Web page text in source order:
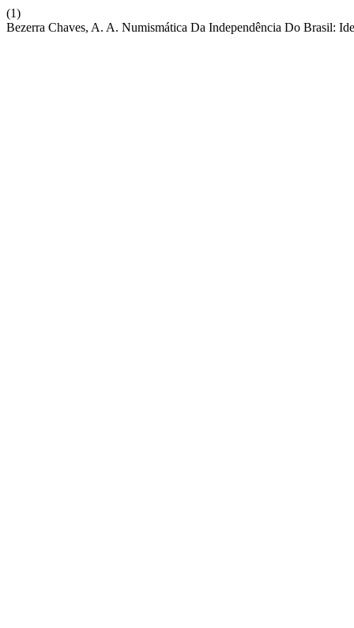
(1)
Bezerra Chaves, A. A. Numismática Da Independência Do Brasil: